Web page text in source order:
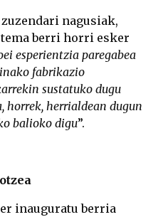
nagusiak,
berri horri esker
esperientzia paregabea
fabrikazio
sustatuko dugu
horrek, herrialdean dugun
balioko digu”.
inauguratu berria